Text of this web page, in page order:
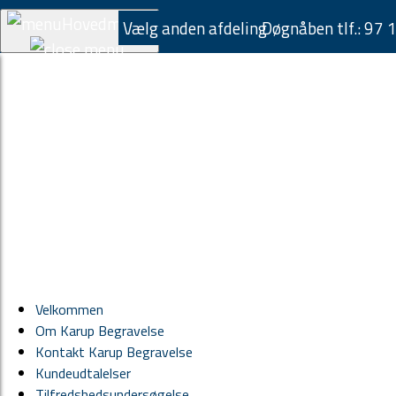
HovedmenuVælg anden afdelingDøgnåben tlf.:97
Velkommen
Om Karup Begravelse
Kontakt Karup Begravelse
Kundeudtalelser